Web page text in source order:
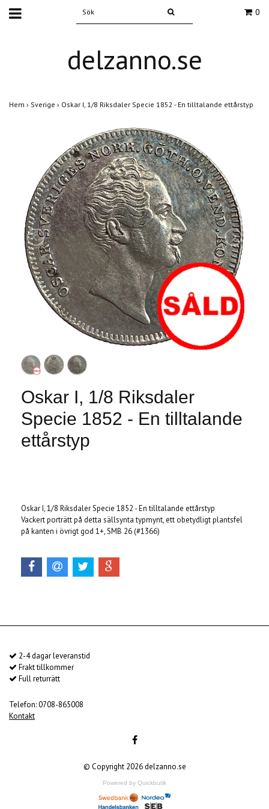
0
delzanno.se
Hem › Sverige › Oskar I, 1/8 Riksdaler Specie 1852 - En tilltalande ettårstyp
Oskar I, 1/8 Riksdaler
Specie 1852 - En tilltalande
ettårstyp
Oskar I, 1/8 Riksdaler Specie 1852 - En tilltalande ettårstyp
Vackert porträtt på detta sällsynta typmynt, ett obetydligt plantsfel
på kanten i övrigt god 1+, SMB 26 (#1366)
2-4 dagar leveranstid
Frakt tillkommer
Full returrätt
Telefon: 0708-865008
Kontakt
© Copyright 2026 delzanno.se
Powered by Quickbutik